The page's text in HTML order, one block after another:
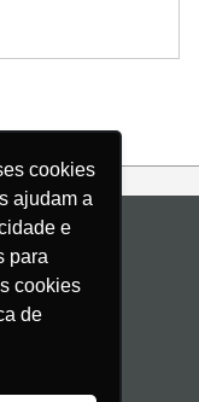
cookies
ajudam a
e
para
cookies
de
on
Follow on
Facebook